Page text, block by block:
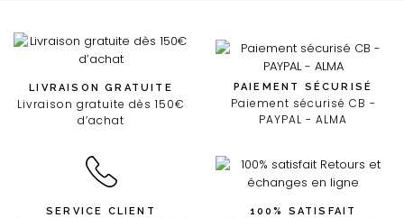
LIVRAISON GRATUITE
Livraison gratuite dès 150€
d’achat
PAIEMENT SÉCURISÉ
Paiement sécurisé CB -
PAYPAL - ALMA
SERVICE CLIENT 100% SATISFAIT